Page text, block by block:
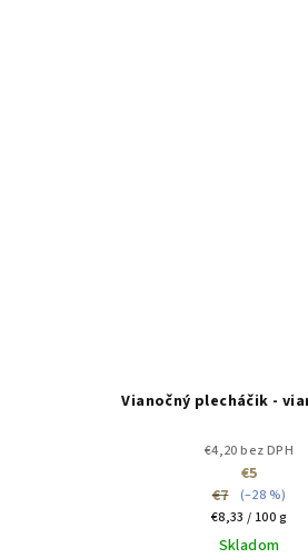
Vianočný plecháčik -
€4,20 bez DPH
€5
€7
(–28 %)
Jednotková
cena:
€8,33 / 100 g
Skladom